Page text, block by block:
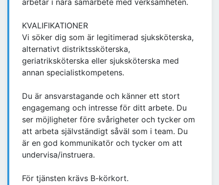
arbetar i nära samarbete med verksamheten.
KVALIFIKATIONER
Vi söker dig som är legitimerad sjuksköterska,
alternativt distriktssköterska,
geriatriksköterska eller sjuksköterska med
annan specialistkompetens.
Du är ansvarstagande och känner ett stort
engagemang och intresse för ditt arbete. Du
ser möjligheter före svårigheter och tycker om
att arbeta självständigt såväl som i team. Du
är en god kommunikatör och tycker om att
undervisa/instruera.
För tjänsten krävs B-körkort.